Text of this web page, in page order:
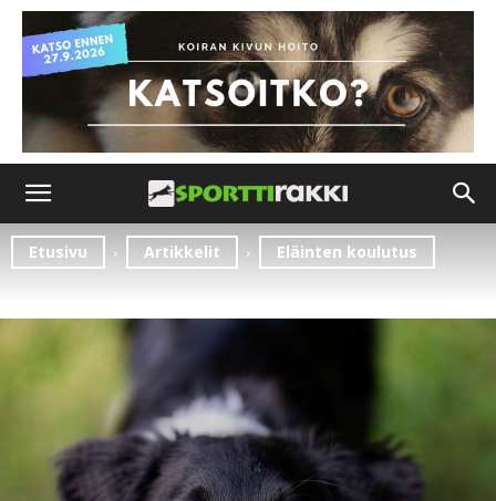
Etusivu Artikkelit Eläinten koulutus